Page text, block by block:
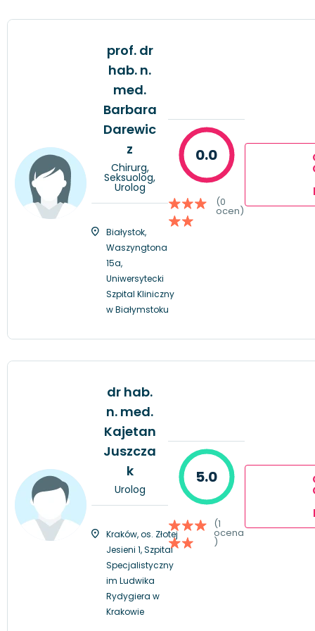
prof. dr
hab. n.
med.
Barbara
Darewic
z
Chirurg,
Seksuolog,
Urolog
Białystok,
Waszyngtona
15a,
Uniwersytecki
Szpital Kliniczny
w Białymstoku
0.0
(0
ocen)
dr hab.
n. med.
Kajetan
Juszcza
k
Urolog
Kraków, os. Złotej
Jesieni 1, Szpital
Specjalistyczny
im Ludwika
Rydygiera w
Krakowie
5.0
(1
ocena
)